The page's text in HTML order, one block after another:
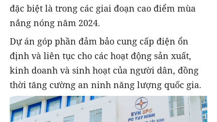
đặc biệt là trong các giai đoạn cao điểm mùa
nắng nóng năm 2024.
Dự án góp phần đảm bảo cung cấp điện ổn
định và liên tục cho các hoạt động sản xuất,
kinh doanh và sinh hoạt của người dân, đồng
thời tăng cường an ninh năng lượng quốc gia.